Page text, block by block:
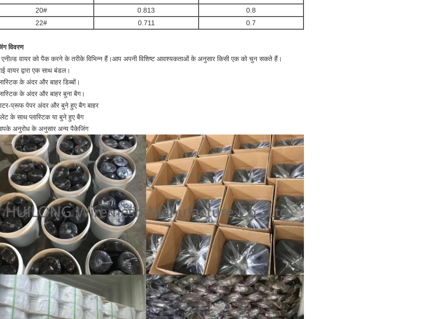
20#
0.813
0.8
22#
0.711 0.7
विवरण
वायर को पैक करने के तरीके विभिन्न हैं।आप अपनी विशिष्ट आवश्यकताओं के अनुसार किसी एक को चुन सकते हैं।
वायर द्वारा एक साथ बंडल।
के अंदर और बाहर डिब्बों।
के अंदर और बाहर बुना बैग।
प्रूफ पेपर अंदर और बुने हुए बैग बाहर
के साथ प्लास्टिक या बुने हुए बैग
अनुरोध के अनुसार अन्य पैकेजिंग